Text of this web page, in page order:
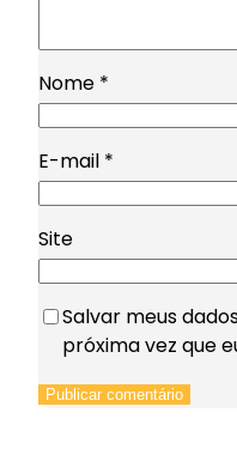
Nome *
E-mail *
Site
Salvar meus
próxima vez que